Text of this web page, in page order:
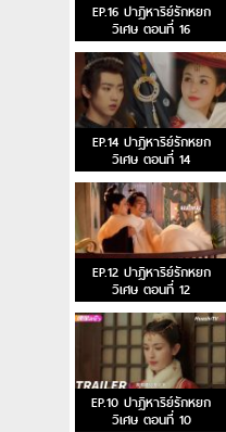
EP.16 ปาฏิหาริย์รักหยก
วิเศษ ตอนที่ 16
EP.14 ปาฏิหาริย์รักหยก
วิเศษ ตอนที่ 14
EP.12 ปาฏิหาริย์รักหยก
วิเศษ ตอนที่ 12
EP.10 ปาฏิหาริย์รักหยก
วิเศษ ตอนที่ 10